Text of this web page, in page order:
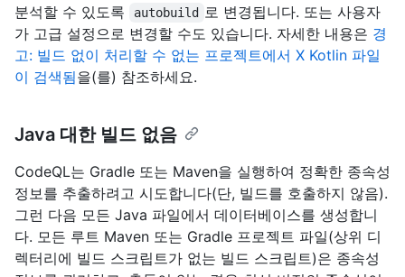
분석할 수 있도록
autobuild
로 변경됩니다. 또는 사용자
가 고급 설정으로 변경할 수도 있습니다. 자세한 내용은 경
고: 빌드 없이 처리할 수 없는 프로젝트에서 X Kotlin 파일
이 검색됨을(를) 참조하세요.
Java 대한 빌드 없음
CodeQL는 Gradle 또는 Maven을 실행하여 정확한 종속성
정보를 추출하려고 시도합니다(단, 빌드를 호출하지 않음).
그런 다음 모든 Java 파일에서 데이터베이스를 생성합니
다. 모든 루트 Maven 또는 Gradle 프로젝트 파일(상위 디
렉터리에 빌드 스크립트가 없는 빌드 스크립트)은 종속성